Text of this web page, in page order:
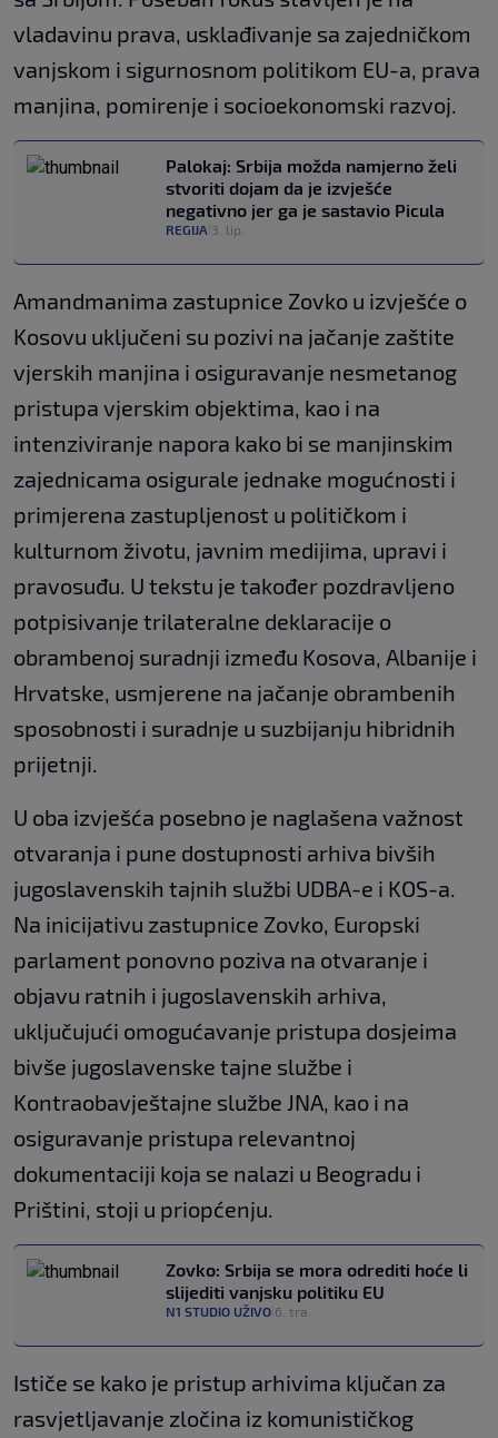
vladavinu prava, usklađivanje sa zajedničkom
vanjskom i sigurnosnom politikom EU-a, prava
manjina, pomirenje i socioekonomski razvoj.
Palokaj: Srbija možda namjerno želi
stvoriti dojam da je izvješće
negativno jer ga je sastavio Picula
REGIJA 3. lip.
Amandmanima zastupnice Zovko u izvješće o
Kosovu uključeni su pozivi na jačanje zaštite
vjerskih manjina i osiguravanje nesmetanog
pristupa vjerskim objektima, kao i na
intenziviranje napora kako bi se manjinskim
zajednicama osigurale jednake mogućnosti i
primjerena zastupljenost u političkom i
kulturnom životu, javnim medijima, upravi i
pravosuđu. U tekstu je također pozdravljeno
potpisivanje trilateralne deklaracije o
obrambenoj suradnji između Kosova, Albanije i
Hrvatske, usmjerene na jačanje obrambenih
sposobnosti i suradnje u suzbijanju hibridnih
prijetnji.
U oba izvješća posebno je naglašena važnost
otvaranja i pune dostupnosti arhiva bivših
jugoslavenskih tajnih službi UDBA-e i KOS-a.
Na inicijativu zastupnice Zovko, Europski
parlament ponovno poziva na otvaranje i
objavu ratnih i jugoslavenskih arhiva,
uključujući omogućavanje pristupa dosjeima
bivše jugoslavenske tajne službe i
Kontraobavještajne službe JNA, kao i na
osiguravanje pristupa relevantnoj
dokumentaciji koja se nalazi u Beogradu i
Prištini, stoji u priopćenju.
Zovko: Srbija se mora odrediti hoće li
slijediti vanjsku politiku EU
N1 STUDIO UŽIVO 6. tra.
Ističe se kako je pristup arhivima ključan za
rasvjetljavanje zločina iz komunističkog